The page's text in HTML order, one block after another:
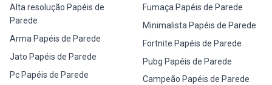
Alta resolução Papéis de
Parede
Arma Papéis de Parede
Jato Papéis de Parede
Pc Papéis de Parede
Fumaça Papéis de Parede
Minimalista Papéis de Parede
Fortnite Papéis de Parede
Pubg Papéis de Parede
Campeão Papéis de Parede